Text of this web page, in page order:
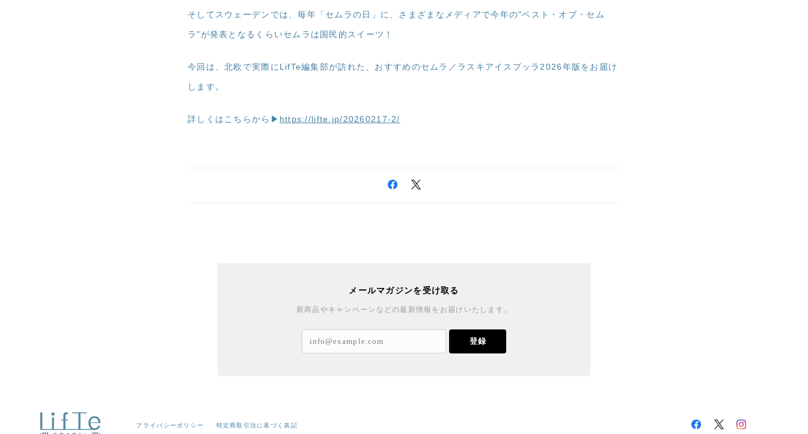
そしてスウェーデンでは、毎年「セムラの日」に、さまざまなメディアで今年の"ベスト・オブ・セム
ラ"が発表となるくらいセムラは国民的スイーツ！
今回は、北欧で実際にLifTe編集部が訪れた、おすすめのセムラ／ラスキアイスプッラ2026年版をお届け
します。
詳しくはこちらから▶ https://lifte.jp/20260217-2/
メールマガジンを受け取る
新商品やキャンペーンなどの最新情報をお届けいたします。
登録
プライバシーポリシー 特定商取引法に基づく表記